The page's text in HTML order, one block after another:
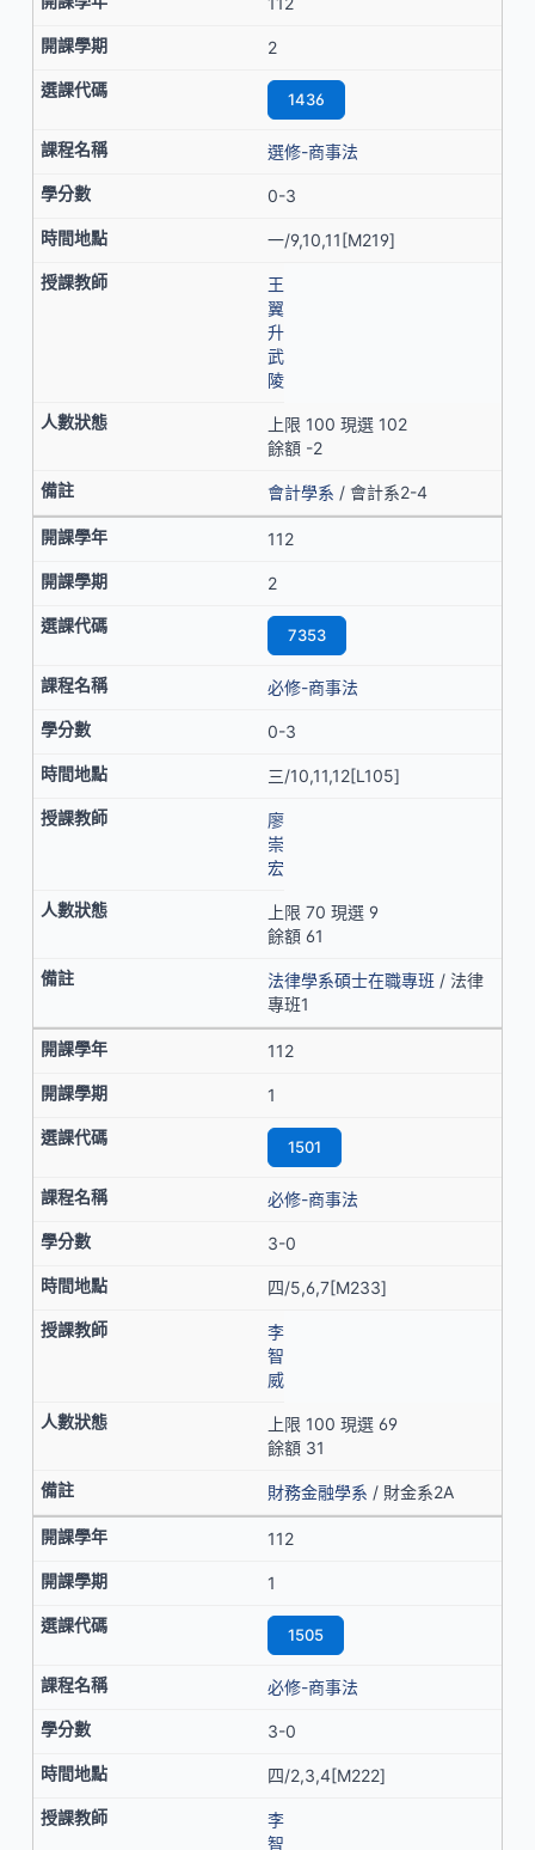
2
1436
選修-商事法
0-3
一/9,10,11[M219]
王
翼
升
武
陵
上限 100 現選 102
餘額 -2
會計學系 / 會計系2-4
112
2
7353
必修-商事法
0-3
三/10,11,12[L105]
廖
崇
宏
上限 70 現選 9
餘額 61
法律學系碩士在職專班 / 法律
專班1
112
1
1501
必修-商事法
3-0
四/5,6,7[M233]
李
智
威
上限 100 現選 69
餘額 31
財務金融學系 / 財金系2A
112
1
1505
必修-商事法
3-0
四/2,3,4[M222]
李
智